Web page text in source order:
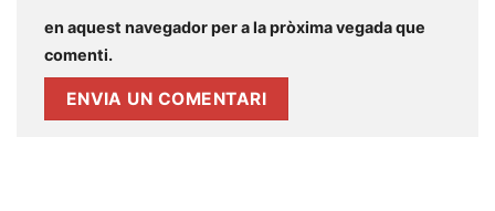
en aquest navegador per a la pròxima vegada que
comenti.